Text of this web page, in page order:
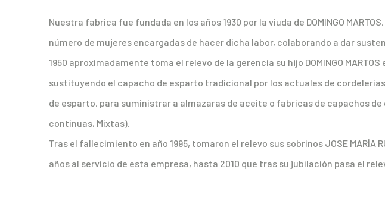
Nuestra fabrica fue fundada en los años 1930 por la viuda de DOMINGO
número de mujeres encargadas de hacer dicha labor, colaborando a dar
1950 aproximadamente toma el relevo de la gerencia su hijo DOMINGO
sustituyendo el capacho de esparto tradicional por los actuales de
de esparto, para suministrar a almazaras de aceite o fabricas de capachos
continuas, Mixtas).
Tras el fallecimiento en año 1995, tomaron el relevo sus sobrinos JOSE MARÍA
años al servicio de esta empresa, hasta 2010 que tras su jubilación pasa el